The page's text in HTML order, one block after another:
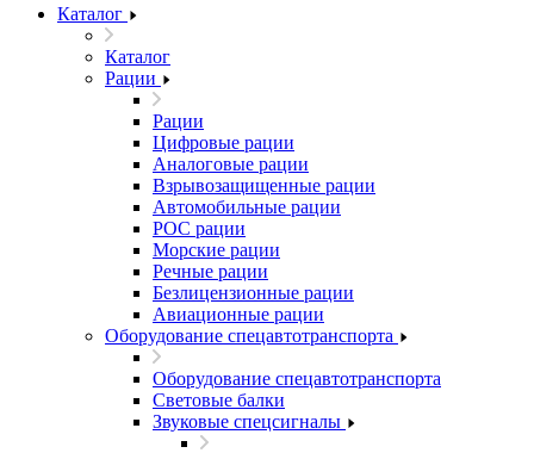
Каталог
Каталог
Рации
Рации
Цифровые рации
Аналоговые рации
Взрывозащищенные рации
Автомобильные рации
POC рации
Морские рации
Речные рации
Безлицензионные рации
Авиационные рации
Оборудование спецавтотранспорта
Оборудование спецавтотранспорта
Световые балки
Звуковые спецсигналы